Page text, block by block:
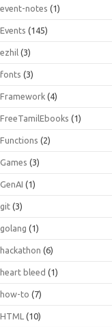
event-notes (1)
Events (145)
ezhil (3)
fonts (3)
Framework (4)
FreeTamilEbooks (1)
Functions (2)
Games (3)
GenAI (1)
git (3)
golang (1)
hackathon (6)
heart bleed (1)
how-to (7)
HTML (10)